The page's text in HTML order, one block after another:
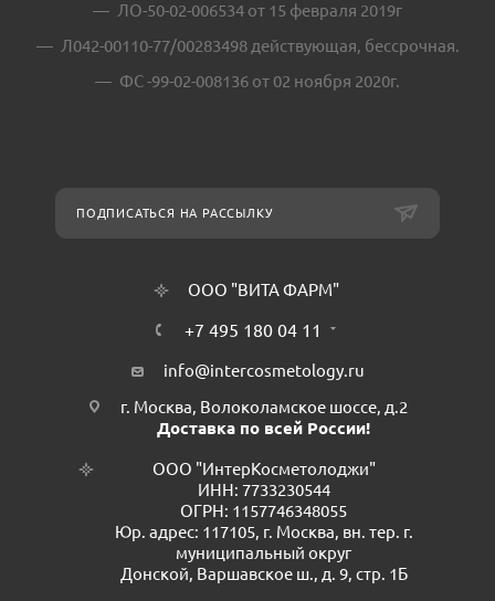
ЛО-50-02-006534 от 15 февраля 2019г
Л042-00110-77/00283498 действующая, бессрочная.
ФС -99-02-008136 от 02 ноября 2020г.
ПОДПИСАТЬСЯ НА РАССЫЛКУ
ООО "ВИТА ФАРМ"
+7 495 180 04 11
info@intercosmetology.ru
г. Москва, Волоколамское шоссе, д.2
Доставка по всей России!
ООО "ИнтерКосметолоджи"
ИНН: 7733230544
ОГРН: 1157746348055
Юр. адрес: 117105, г. Москва, вн. тер. г.
муниципальный округ
Донской, Варшавское ш., д. 9, стр. 1Б